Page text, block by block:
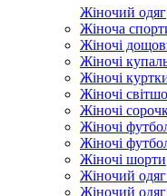
Жіночий одяг
Жіноча
Жіночі
Жіночі
Жіночі
Жіночі
Жіночі
Жіночі
Жіночі
Жіночі шорти
Жіночий
Жіночий